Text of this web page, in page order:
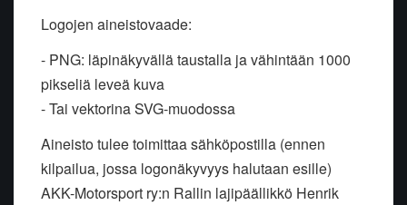
Logojen aineistovaade:
- PNG: läpinäkyvällä taustalla ja vähintään 1000
pikseliä leveä kuva
- Tai vektorina SVG-muodossa
Aineisto tulee toimittaa sähköpostilla (ennen
kilpailua, jossa logonäkyvyys halutaan esille)
AKK-Motorsport ry:n Rallin lajipäällikkö Henrik